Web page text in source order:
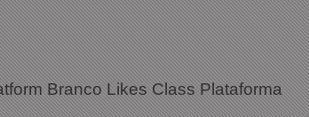
Branco Likes Class Plataforma